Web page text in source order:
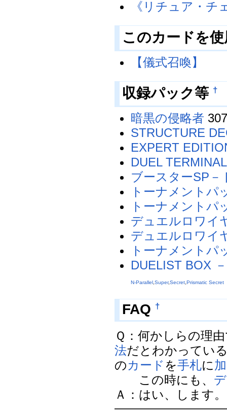
《リチュア・チ
このカードを
【儀式召喚】
収録パック等 †
暗黒の侵略者
STRUCTURE
EXPERT
DUEL
ブースターSP
トーナメントパ
トーナメントパ
デュエルロワイ
デュエルロワイ
トーナメントパ
DUELIST BOX
N-Parallel ,Super,Secret,Prismatic Secret
FAQ †
Ｑ：何かしらの理
法だとわかってい
のカード を手札に
この時にも、
Ａ：はい、します